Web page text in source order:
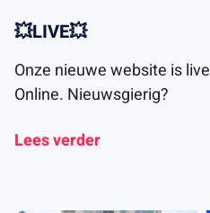
💥LIVE💥
Onze nieuwe website is
Online. Nieuwsgierig?
Lees verder